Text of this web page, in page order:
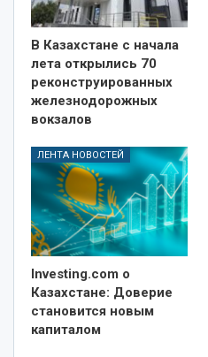
В Казахстане с начала
лета открылись 70
реконструированных
железнодорожных
вокзалов
ЛЕНТА НОВОСТЕЙ
Investing.com о
Казахстане: Доверие
становится новым
капиталом